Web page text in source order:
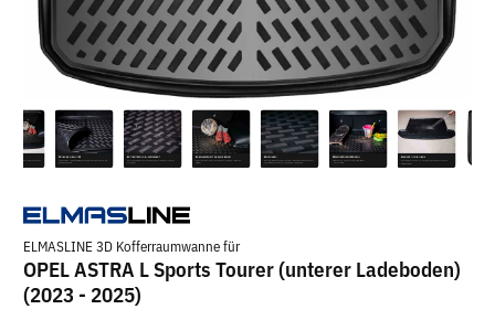
ELMASLINE 3D Kofferraumwanne für
OPEL ASTRA L Sports Tourer (unterer Ladeboden)
(2023 - 2025)